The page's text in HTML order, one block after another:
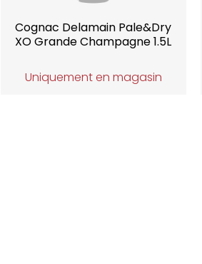
Cognac Delamain Pale&Dry
XO Grande Champagne 1.5L
Uniquement en magasin